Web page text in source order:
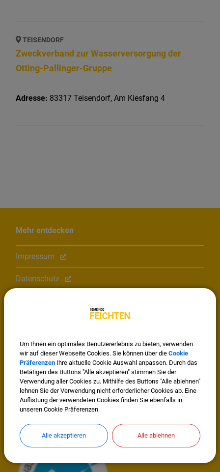
TEISENDORF
Zweckverband zur Wasserversorgung der
Otting-Pallinger-Gruppe
Adresse: 83317 Teisendorf, Am Kiesfang 4
Mehr entdecken
Impressum
Datenschutz
Um Ihnen ein optimales Benutzererlebnis zu bieten, verwenden
wir auf dieser Webseite Cookies. Sie können über die Cookie
Präferenzen Ihre aktuelle Cookie Auswahl anpassen. Durch das
Betätigen des Buttons "Alle akzeptieren" stimmen Sie der
Verwendung aller Cookies zu. Mithilfe des Buttons "Alle ablehnen"
lehnen Sie der Verwendung nicht erforderlicher Cookies ab. Eine
Auflistung der verwendeten Cookies finden Sie ebenfalls in
unseren Cookie Präferenzen.
Alle akzeptieren Alle ablehnen